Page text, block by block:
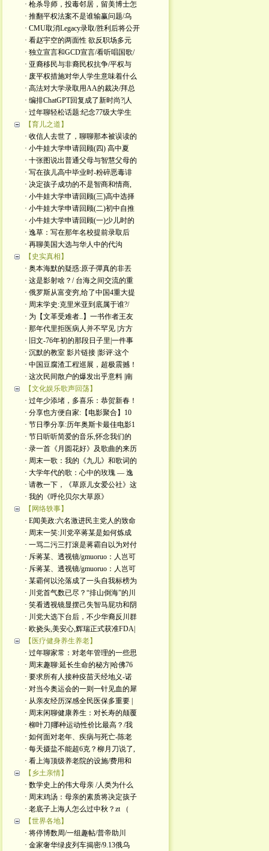
· 枪杀导师，投毒邻居，留美博士怎
· 推翻平权法案不是谁输赢问题/乌
· CMU取消Legacy录取/胜利后将公开
· 看赵宇空的两面性 欲反职场多元
· 独立宣言和GCD宣言/看听唱国歌/
· 亚裔移民与非裔民权抗争/平权与
· 废平权措施对华人学生意味着什么
· 高法对大学录取用AA的裁决/拜总
· 编排ChatGPT回复成了新时尚?|人
· 过年聊轻松话题:纪念77级大学生
【育儿之道】
· 收信人去世了，聊聊那本被误读的
· 小牛娃大学申请回顾(四) 高中夏
· 十张图说出普通父母与智慧父母的
· 写在孩儿高中毕业时-粉碎恶毒诽
· 决定孩子成功的不是智商和情商,
· 小牛娃大学申请回顾(三)高中选择
· 小牛娃大学申请回顾(二)初中自推
· 小牛娃大学申请回顾(一)少儿时的
· 逸草：写在那年名校提前录取后
· 再聊美国大选与华人中的代沟
【史实真相】
· 奥本海默的疑惑:原子彈真的非丟
· 这是影射啥？/ 台海之间交流的重
· 俄罗斯从富变穷,给了中国4重大提
· 周末学史:克里米亚到底属于谁?/
· 为【文革受难者..】一书作者王友
· 那年代里拒医病人并不罕见 |方方
· 旧文-76年初的那段日子里|一件事
· 沉默的教室 影片链接 |影评:这个
· 中国豆腐渣工程巡展，超极震撼！
· 这次民间散户的爆发出乎意料 |南
【文化娱乐歌声回荡】
· 过年少添堵，多喜乐：恭贺新春！
· 分享也方便自家:【电影聚合】10
· 节日季分享:历年奥斯卡最佳电影1
· 节日听听简爱的音乐,怀念我们的
· 录一首《月圆花好》及歌曲的来历
· 周末一歌：我的《九儿》和歌词的
· 大学年代的歌：心中的玫瑰 — 逸
· 请教一下，《草原儿女爱公社》这
· 我的《呼伦贝尔大草原》
【网络轶事】
· E闻美政:六名激进民主党人的致命
· 周末一笑:川党卒蒋某是如何炼成
· 一骂二污三打滚是蒋霸自以为对付
· 斥蒋某、透视镜/gmuoruo：人岂可
· 斥蒋某、透视镜/gmuoruo：人岂可
· 某霸何以沦落成了一头自我标榜为
· 川党首气数已尽？“排山倒海”的川
· 笑看透视镜显摆己失智马屁功和阴
· 川党大选下台后，不少华裔反川群
· 欧挠头,美安心,辉瑞正式获准FDA|
【医疗健身养生养老】
· 过年聊家常：对老年管理的一些思
· 周末趣聊:延长生命的秘方|哈佛76
· 要求所有人接种疫苗天经地义-诺
· 对当今奥运会的一则一针见血的犀
· 从亲友经历深感全民医保多重要 |
· 周末闲聊健康养生：对长寿的颠覆
· 柳叶刀|哪种运动性价比最高？/我
· 如何面对老年、疾病与死亡-陈老
· 每天摄盐不能超6克？柳月刀说了,
· 看上海顶级养老院的设施/费用和
【乡土亲情】
· 数学史上的伟大母亲 /人类为什么
· 周末鸡汤：母亲的素质将决定孩子
· 老底子上海人怎么过中秋？zt （
【世界各地】
· 将停博数周/一组趣帖/普帝助川
· 金家奢华绿皮列车揭密/9.13俄乌